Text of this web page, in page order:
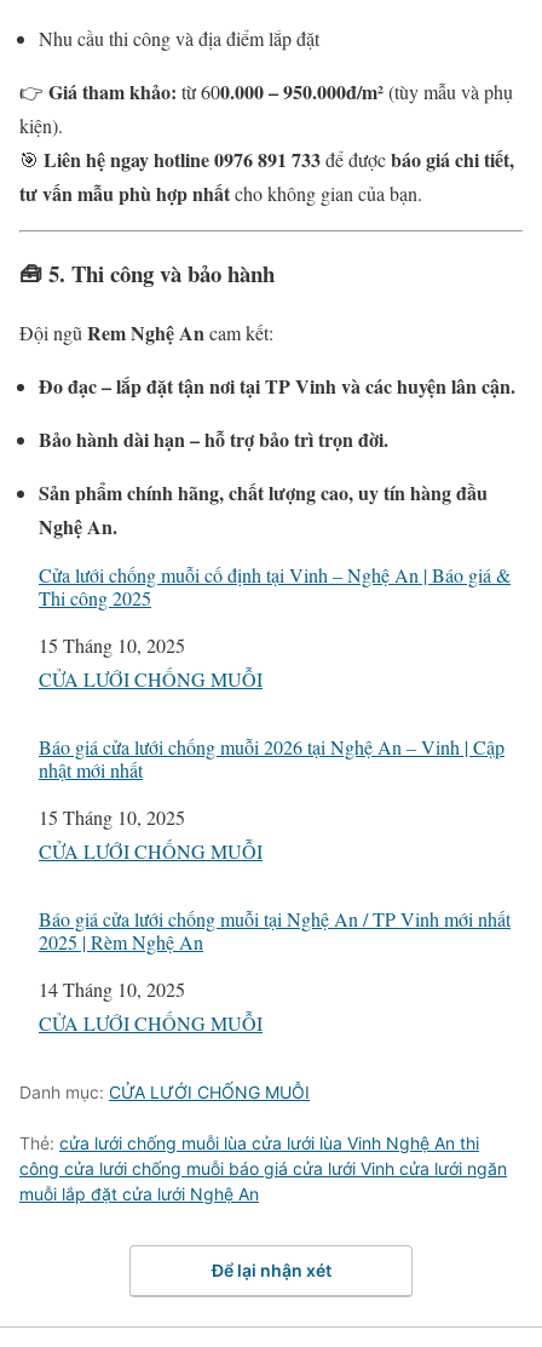
Nhu cầu thi công và địa điểm lắp đặt
👉 Giá tham khảo: từ 600.000 – 950.000đ/m²(tùy mẫu và phụ
kiện).
🎯 Liên hệ ngay hotline 0976 891 733để đượcbáo giá chi tiết,
tư vấn mẫu phù hợp nhấtcho không gian của bạn.
🧰5. Thi công và bảo hành
Đội ngũ Rem Nghệ Ancam kết:
Đo đạc – lắp đặt tận nơi tại TP Vinh và các huyện lân cận.
Bảo hành dài hạn – hỗ trợ bảo trì trọn đời.
Sản phẩm chính hãng, chất lượng cao, uy tín hàng đầu
Nghệ An.
Cửa lưới chống muỗi cố định tại Vinh – Nghệ An | Báo giá &
Thi công 2025
Ngày
15 Tháng 10, 2025
Liên quan đến
CỬA LƯỚI CHỐNG MUỖI
Báo giá cửa lưới chống muỗi 2026 tại Nghệ An – Vinh | Cập
nhật mới nhất
Ngày
15 Tháng 10, 2025
Liên quan đến
CỬA LƯỚI CHỐNG MUỖI
Báo giá cửa lưới chống muỗi tại Nghệ An / TP Vinh mới nhất
2025 | Rèm Nghệ An
Ngày
14 Tháng 10, 2025
Liên quan đến
CỬA LƯỚI CHỐNG MUỖI
Danh mục: CỬA LƯỚI CHỐNG MUỖI
Thẻ: cửa lưới chống muỗi lùa cửa lưới lùa Vinh Nghệ An thi
công cửa lưới chống muỗi báo giá cửa lưới Vinh cửa lưới ngăn
muỗi lắp đặt cửa lưới Nghệ An
Để lại nhận xét